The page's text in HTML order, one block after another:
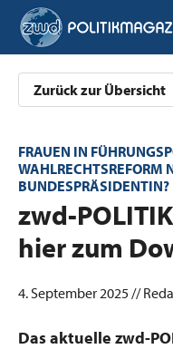
Zurück zur Übersicht
FRAUEN IN
WAHLRECHTSREFORM
BUNDESPRÄSIDENTIN?
zwd-
hier zum
4. September 2025 //
Das aktuelle zwd-